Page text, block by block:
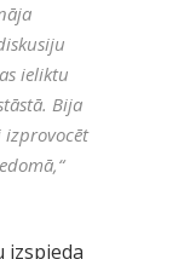
ieliktu
Bija
izprovocēt
izspieda